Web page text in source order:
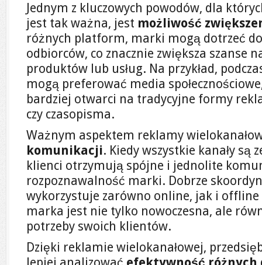
Jednym z kluczowych powodów, dla
jest tak ważna, jest możliwość
różnych platform, marki mogą dotrzeć
odbiorców, co znacznie zwiększa szanse
produktów lub usług. Na przykład,
mogą preferować media
bardziej otwarci na tradycyjne formy
czy czasopisma.
Ważnym aspektem reklamy
komunikacji. Kiedy wszystkie kanały są
klienci otrzymują spójne i jednolite
rozpoznawalność marki. Dobrze
wykorzystuje zarówno online, jak i offline
marka jest nie tylko nowoczesna, ale
potrzeby swoich klientów.
Dzięki reklamie wielokanałowej,